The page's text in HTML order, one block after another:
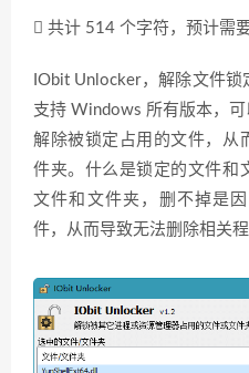
共计 514 个字符，预计需
IObit Unlocker，解除文件锁
支持 Windows 所有版本，
解除被锁定占用的文件，从
件夹。什么是锁定的文件和
文件和文件夹，删不掉是
件，从而导致无法删除相关程